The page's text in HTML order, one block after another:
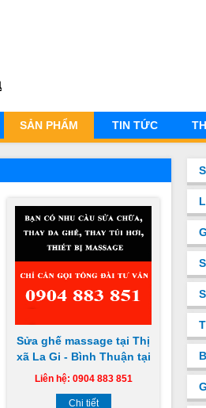
SẢN PHẨM TIN TỨC
Sửa ghế massage tại Thị
xã La Gi - Bình Thuận tại
nhà uy tín giá rẻ chuyên
nghiệp
Liên hệ: 0904 883 851
Chi tiết